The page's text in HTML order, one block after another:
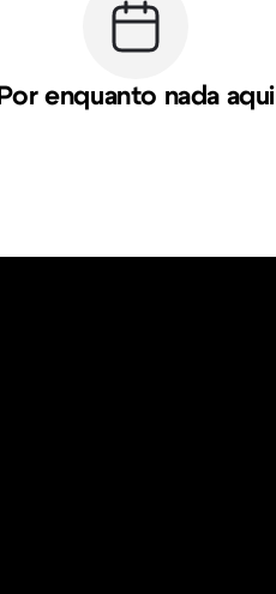
Por enquanto nada aqui